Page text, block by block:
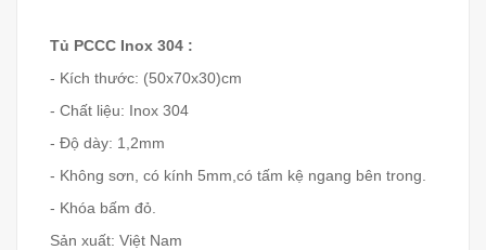
Tủ PCCC Inox 304 :
- Kích thước: (50x70x30)cm
- Chất liệu: Inox 304
- Độ dày: 1,2mm
- Không sơn, có kính 5mm,có tấm kệ ngang bên trong.
- Khóa bấm đỏ.
Sản xuất: Việt Nam